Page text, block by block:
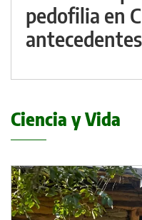
pedofilia en
Ciencia y Vida